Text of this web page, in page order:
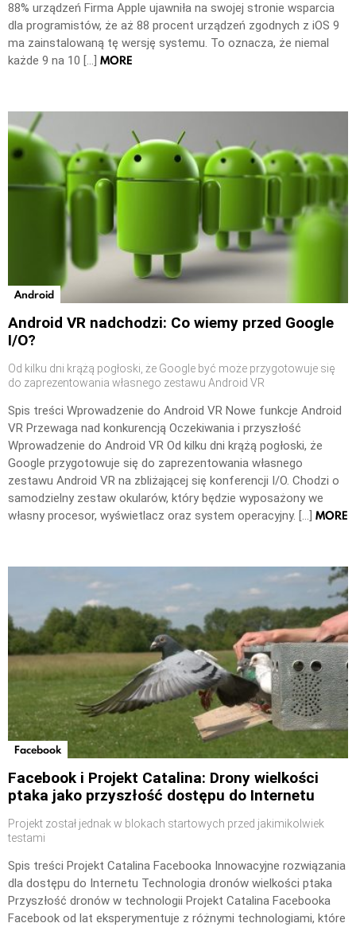
88% urządzeń Firma Apple ujawniła na swojej stronie wsparcia
dla programistów, że aż 88 procent urządzeń zgodnych z iOS 9
ma zainstalowaną tę wersję systemu. To oznacza, że niemal
każde 9 na 10 […] MORE
Android
Android VR nadchodzi: Co wiemy przed Google
I/O?
Od kilku dni krążą pogłoski, że Google być może przygotowuje się
do zaprezentowania własnego zestawu Android VR
Spis treści Wprowadzenie do Android VR Nowe funkcje Android
VR Przewaga nad konkurencją Oczekiwania i przyszłość
Wprowadzenie do Android VR Od kilku dni krążą pogłoski, że
Google przygotowuje się do zaprezentowania własnego
zestawu Android VR na zbliżającej się konferencji I/O. Chodzi o
samodzielny zestaw okularów, który będzie wyposażony we
własny procesor, wyświetlacz oraz system operacyjny. […] MORE
Facebook
Facebook i Projekt Catalina: Drony wielkości
ptaka jako przyszłość dostępu do Internetu
Projekt został jednak w blokach startowych przed jakimikolwiek
testami
Spis treści Projekt Catalina Facebooka Innowacyjne rozwiązania
dla dostępu do Internetu Technologia dronów wielkości ptaka
Przyszłość dronów w technologii Projekt Catalina Facebooka
Facebook od lat eksperymentuje z różnymi technologiami, które